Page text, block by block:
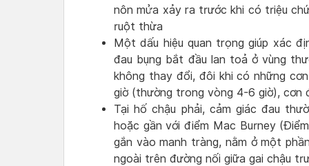
nôn mửa xảy ra trước khi có triệu
ruột thừa
Một dấu hiệu quan trọng giúp xác
đau bụng bắt đầu lan toả ở vùng
không thay đổi, đôi khi có những
giờ (thường trong vòng 4-6 giờ), cơn
Tại hố chậu phải, cảm giác đau
hoặc gần với điểm Mac Burney
gắn vào manh tràng, nằm ở một
ngoài trên đường nối giữa gai chậu